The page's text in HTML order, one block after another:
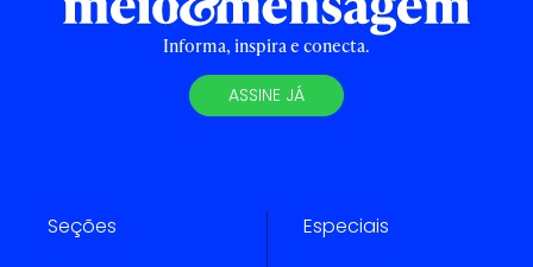
Informa, inspira e conecta.
ASSINE JÁ
Seções Especiais